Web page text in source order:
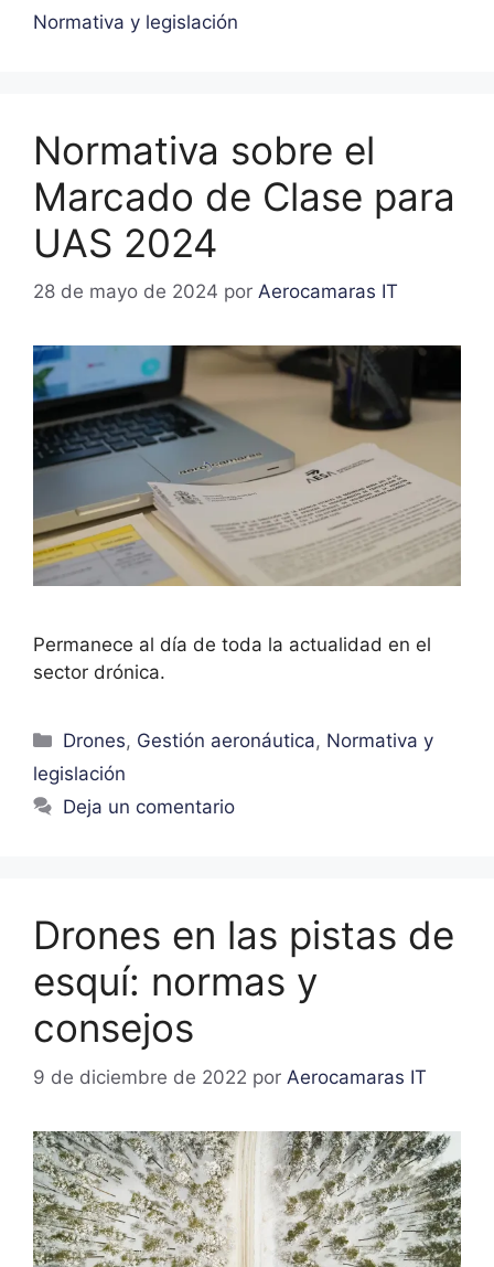
Normativa y legislación
Normativa sobre el
Marcado de Clase para
UAS 2024
28 de mayo de 2024 por Aerocamaras IT
Permanece al día de toda la actualidad en el
sector drónica.
Drones, Gestión aeronáutica, Normativa y
legislación
Deja un comentario
Drones en las pistas de
esquí: normas y
consejos
9 de diciembre de 2022 por Aerocamaras IT